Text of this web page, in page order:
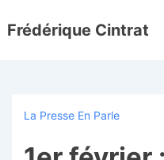
passer
Frédérique Cintrat
La Presse En Parle